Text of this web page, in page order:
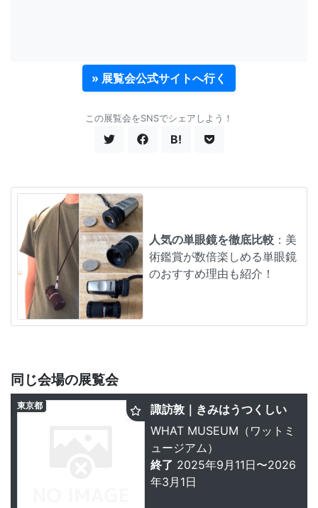
» 展覧会公式サイトへ行く
この展覧会をSNSでシェアしよう！
B!
人気の単眼鏡を徹底比較 ：美
術鑑賞が数倍楽しめる単眼鏡
のおすすめ理由も紹介！
同じ会場の展覧会
諏訪敦｜きみはうつくしい
WHAT MUSEUM（ワットミ
ュージアム）
終了 2025年9月11日〜2026
年3月1日
東京都